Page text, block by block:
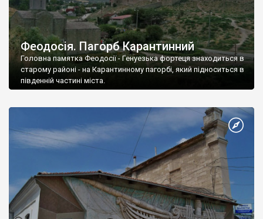
Феодосія. Пагорб Карантинний
Головна памятка Феодосії - Генуезька фортеця знаходиться в
старому районі - на Карантинному пагорбі, який підноситься в
південній частині міста.